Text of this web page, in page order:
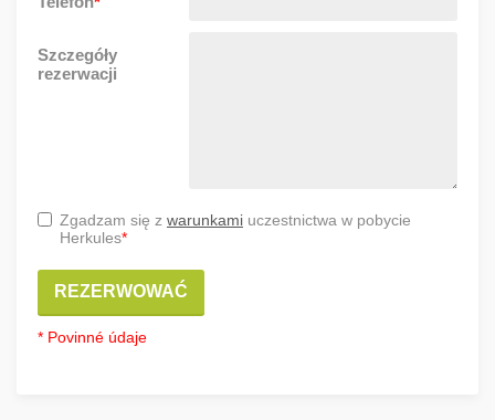
Szczegóły
rezerwacji
Zgadzam się z warunkami uczestnictwa w pobycie
Herkules*
REZERWOWAĆ
* Povinné údaje